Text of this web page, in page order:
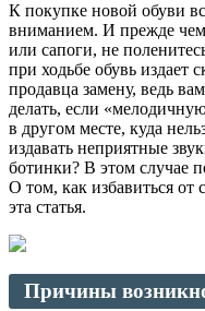
К покупке новой обуви
вниманием. И прежде
или сапоги, не
при ходьбе обувь издает
продавца замену, ведь
делать, если
в другом месте, куда
издавать неприятные
ботинки? В этом случае
О том, как избавиться от
эта статья.
Причины